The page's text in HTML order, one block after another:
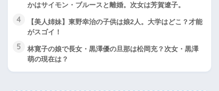
かはサイモン・ブルースと離婚。次女は芳賀遼子。
4
【美人姉妹】東野幸治の子供は娘2人。大学はどこ？才能
がスゴイ！
5
林寛子の娘で長女・黒澤優の旦那は松岡充？次女・黒澤
萌の現在は？